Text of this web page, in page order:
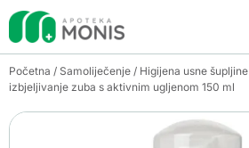
Početna / Samoliječenje / Higijena usne šupljine
izbjeljivanje zuba s aktivnim ugljenom 150 ml